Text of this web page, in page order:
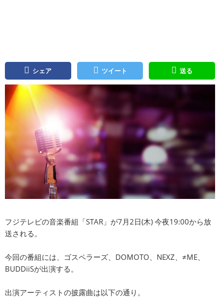
シェア ツイート 送る
フジテレビの音楽番組「STAR」が7月2日(木) 今夜19:00から放
送される。
今回の番組には、ゴスペラーズ、DOMOTO、NEXZ、≠ME、
BUDDiiSが出演する。
出演アーティストの披露曲は以下の通り。